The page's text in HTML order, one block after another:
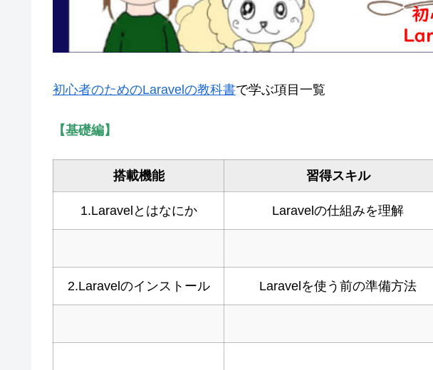
初心者のためのLaravelの教科書で学ぶ項目一覧
【基礎編】
搭載機能 習得スキル
1.Laravelとはなにか Laravelの仕組みを理解
2.Laravelのインストール Laravelを使う前の準備方法